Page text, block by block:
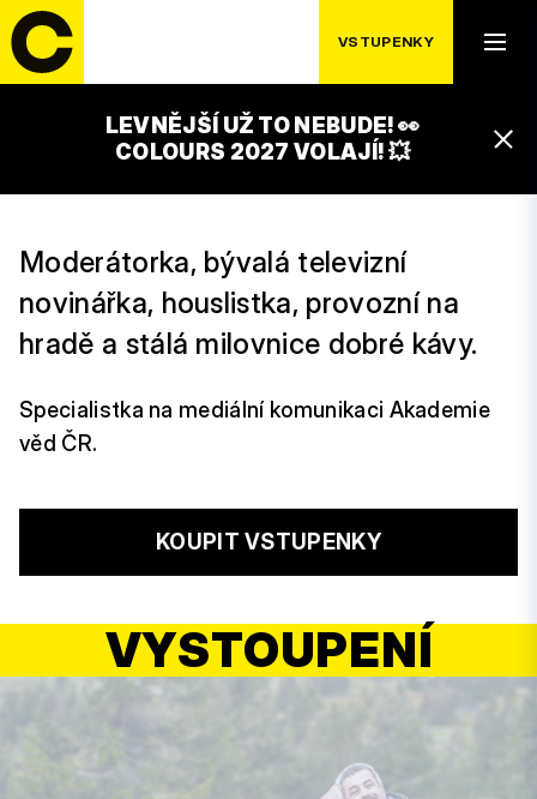
VSTUPENKY
LEVNĚJŠÍ UŽ TO NEBUDE! 👀
COLOURS 2027 VOLAJÍ! 💥
ELIŠKA
ZVOLÁNKOVÁ
Moderátorka, bývalá televizní
novinářka, houslistka, provozní na
hradě a stálá milovnice dobré kávy.
Specialistka na mediální komunikaci Akademie
věd ČR.
KOUPIT VSTUPENKY
VYSTOUPENÍ